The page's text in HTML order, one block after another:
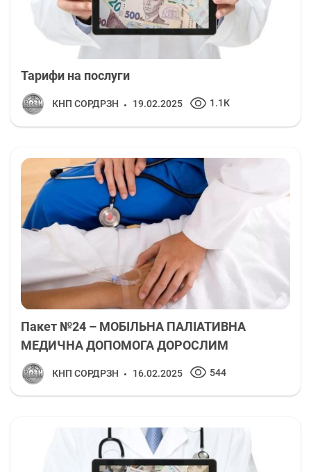
Тарифи на послуги
КНП СОРДРЗН 19.02.2025 1.1К
Пакет №24 – МОБІЛЬНА ПАЛІАТИВНА
МЕДИЧНА ДОПОМОГА ДОРОСЛИМ
КНП СОРДРЗН 16.02.2025 544